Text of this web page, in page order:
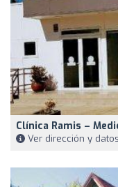
Clínica Ramis –
Ver dirección y